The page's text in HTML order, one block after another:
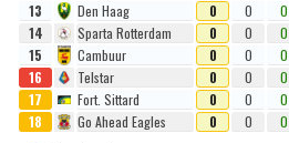
13
Den Haag 0 0 0
14
Sparta Rotterdam 0 0 0
15
Cambuur 0 0 0
16
Telstar 0 0 0
17
Fort. Sittard 0 0 0
18
Go Ahead Eagles 0 0 0